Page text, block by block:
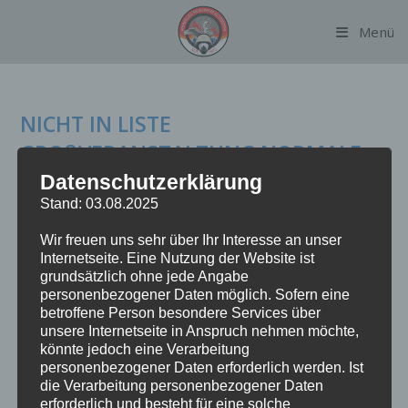
Menü
NICHT IN LISTE
GROßVERANSTALTUNG NORMALE
FAHRT
der FF Alsterdorf auf die Binnenalster alarmiert, hier kam es
bei einer Großveranstaltung zu einer Gefahrenlagen. Durch
einen großen Menschenauflauf am Alsterufer sowie dem
Anleger Jungfernstieg im Rahmen des Christopher Street
Day…
WeiterlesenNICHT
IN
Datenschutzerklärung
Stand: 03.08.2025
Wir freuen uns sehr über Ihr Interesse an unser
Internetseite. Eine Nutzung der Website ist
grundsätzlich ohne jede Angabe
personenbezogener Daten möglich. Sofern eine
betroffene Person besondere Services über
unsere Internetseite in Anspruch nehmen möchte,
könnte jedoch eine Verarbeitung
personenbezogener Daten erforderlich werden. Ist
die Verarbeitung personenbezogener Daten
erforderlich und besteht für eine solche